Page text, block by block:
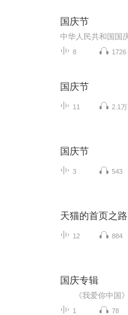
国庆节
8 1726
国庆节
11 2.1万
国庆节
3 543
天猫的首页之路
12 884
国庆专辑
1 78